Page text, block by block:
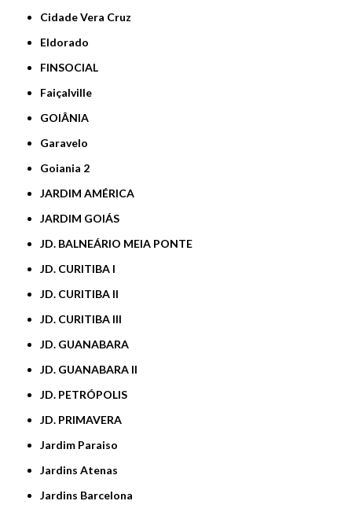
Cidade Vera Cruz
Eldorado
FINSOCIAL
Faiçalville
GOIÂNIA
Garavelo
Goiania 2
JARDIM AMÉRICA
JARDIM GOIÁS
JD. BALNEÁRIO MEIA PONTE
JD. CURITIBA I
JD. CURITIBA II
JD. CURITIBA III
JD. GUANABARA
JD. GUANABARA II
JD. PETRÓPOLIS
JD. PRIMAVERA
Jardim Paraiso
Jardins Atenas
Jardins Barcelona